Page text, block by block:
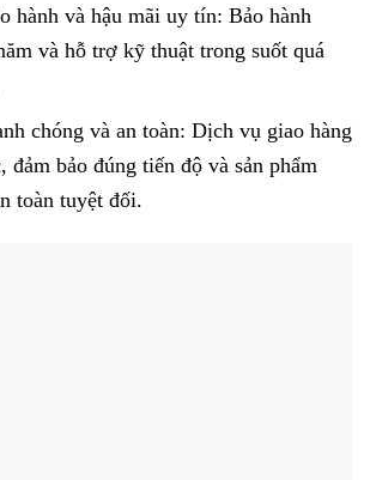
hành và hậu mãi uy tín: Bảo hành
và hỗ trợ kỹ thuật trong suốt quá
chóng và an toàn: Dịch vụ giao hàng
đảm bảo đúng tiến độ và sản phẩm
toàn tuyệt đối.